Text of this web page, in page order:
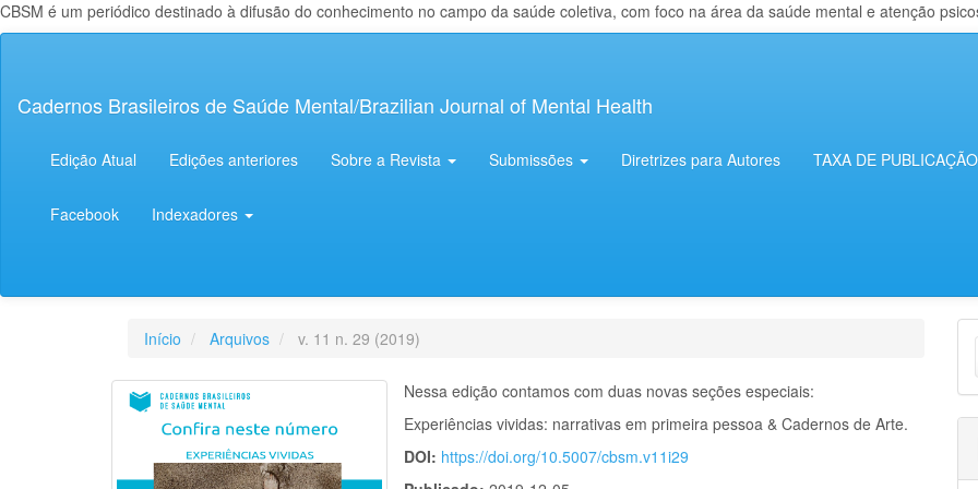
CBSM é um periódico destinado à difusão do conhecimento no campo da saúde coletiva, com foco na área da saúde mental e atenção
principal
Lateral
Cadernos Brasileiros de Saúde Mental/Brazilian Journal of Mental Health
Edição Atual Edições anteriores Sobre a Revista Submissões Diretrizes para Autores TAXA DE PUBLICAÇÃO
Facebook Indexadores
Início Arquivos v. 11 n. 29 (2019)
Nessa edição contamos com duas novas seções especiais:
Experiências vividas: narrativas em primeira pessoa & Cadernos de Arte.
DOI: https://doi.org/10.5007/cbsm.v11i29